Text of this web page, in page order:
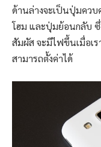
ด้านล่างจะเป็นปุ่มคว
โฮม และปุ่มย้อนกลับ
สัมผัส จะมีไฟขึ้นเมื่อเร
สามารถตั้งค่าได้